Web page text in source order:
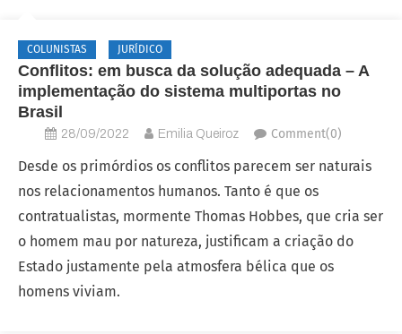
COLUNISTAS JURÍDICO
Conflitos: em busca da solução adequada – A
implementação do sistema multiportas no
Brasil
28/09/2022 Emilia Queiroz Comment(0)
Desde os primórdios os conflitos parecem ser naturais
nos relacionamentos humanos. Tanto é que os
contratualistas, mormente Thomas Hobbes, que cria ser
o homem mau por natureza, justificam a criação do
Estado justamente pela atmosfera bélica que os
homens viviam.